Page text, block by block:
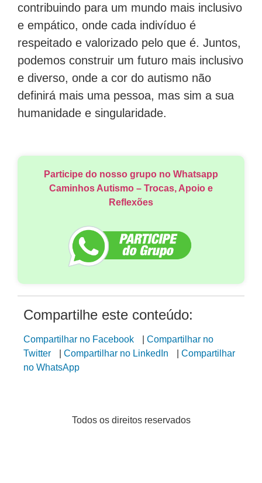
contribuindo para um mundo mais inclusivo
e empático, onde cada indivíduo é
respeitado e valorizado pelo que é. Juntos,
podemos construir um futuro mais inclusivo
e diverso, onde a cor do autismo não
definirá mais uma pessoa, mas sim a sua
humanidade e singularidade.
Participe do nosso grupo no Whatsapp
Caminhos Autismo – Trocas, Apoio e
Reflexões
Compartilhe este conteúdo:
Compartilhar no Facebook
Compartilhar no
Twitter
Compartilhar no LinkedIn
Compartilhar
no WhatsApp
Todos os direitos reservados